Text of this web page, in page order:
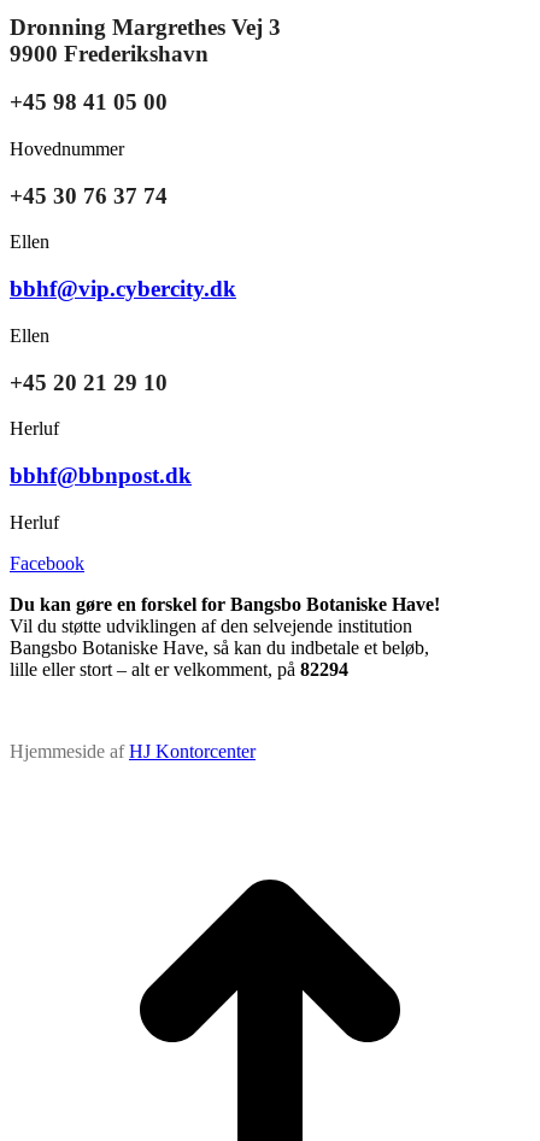
Dronning Margrethes Vej 3
9900 Frederikshavn
+45 98 41 05 00
Hovednummer
+45 30 76 37 74
Ellen
bbhf@vip.cybercity.dk
Ellen
+45 20 21 29 10
Herluf
bbhf@bbnpost.dk
Herluf
Facebook
Du kan gøre en forskel for Bangsbo Botaniske Have!
Vil du støtte udviklingen af den selvejende institution
Bangsbo Botaniske Have, så kan du indbetale et beløb,
lille eller stort – alt er velkomment, på 82294
Hjemmeside afHJ Kontorcenter